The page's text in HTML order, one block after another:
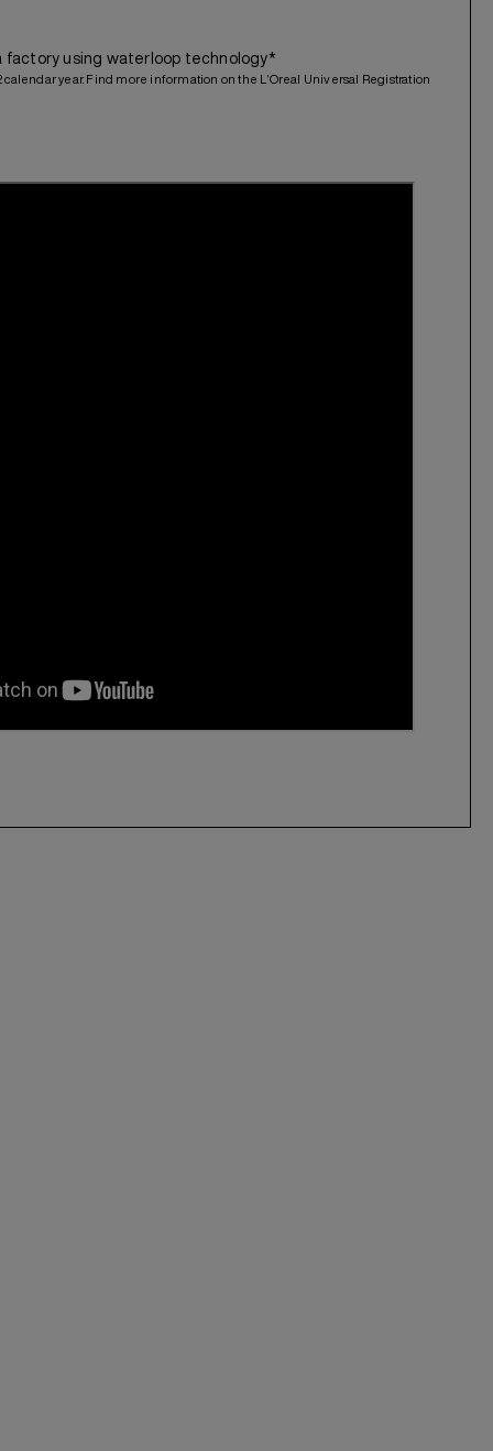
factory using waterloop technology*
calendar year. Find more information on the L’Oreal Universal Registration